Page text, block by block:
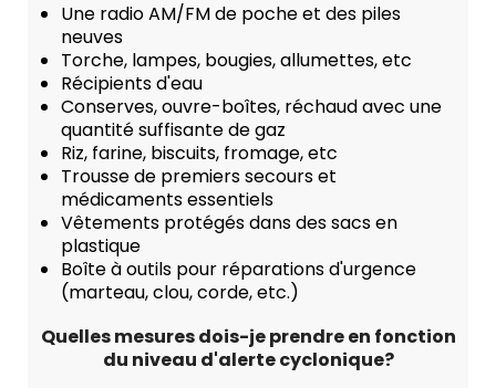
Une radio AM/FM de poche et des piles
neuves
Torche, lampes, bougies, allumettes, etc
Récipients d'eau
Conserves, ouvre-boîtes, réchaud avec une
quantité suffisante de gaz
Riz, farine, biscuits, fromage, etc
Trousse de premiers secours et
médicaments essentiels
Vêtements protégés dans des sacs en
plastique
Boîte à outils pour réparations d'urgence
(marteau, clou, corde, etc.)
Quelles mesures dois-je prendre en fonction
du niveau d'alerte cyclonique?